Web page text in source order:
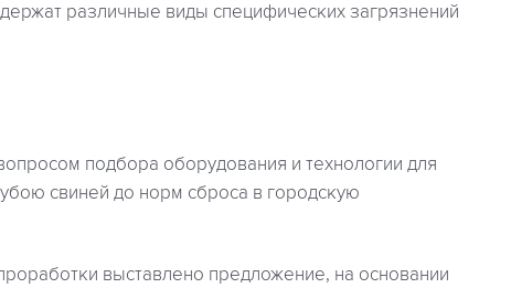
различные виды специфических загрязнений
подбора оборудования и технологии для
свиней до норм сброса в городскую
выставлено предложение, на основании